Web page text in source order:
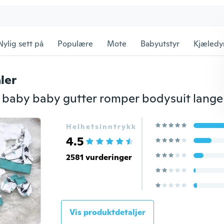
sett på Populære Mote Babyutstyr
Helhetsinntrykk
4.5
2581 vurderinger
Vis produktdetaljer